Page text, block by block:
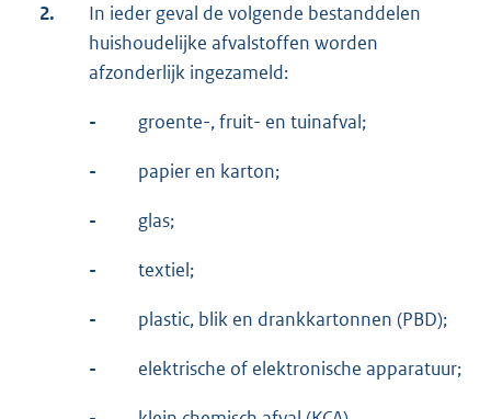
2.
In ieder geval de volgende bestanddelen
huishoudelijke afvalstoffen worden
afzonderlijk ingezameld:
- groente-, fruit- en tuinafval;
- papier en karton;
- glas;
- textiel;
- plastic, blik en drankkartonnen (PBD);
- elektrische of elektronische apparatuur;